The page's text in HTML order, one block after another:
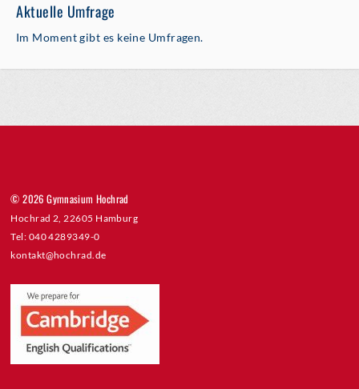
Aktuelle Umfrage
Im Moment gibt es keine Umfragen.
© 2026 Gymnasium Hochrad
Hochrad 2, 22605 Hamburg
Tel: 040 4289349-0
kontakt@hochrad.de